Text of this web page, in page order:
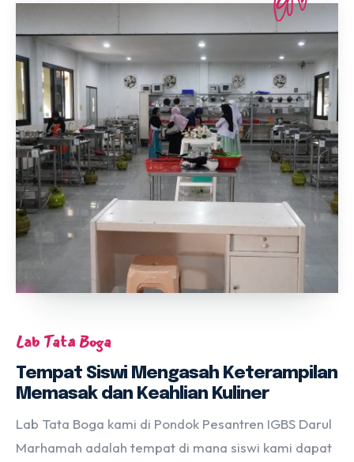
Lab Tata Boga
Tempat Siswi Mengasah Keterampilan
Memasak dan Keahlian Kuliner
Lab Tata Boga kami di Pondok Pesantren IGBS Darul
Marhamah adalah tempat di mana siswi kami dapat